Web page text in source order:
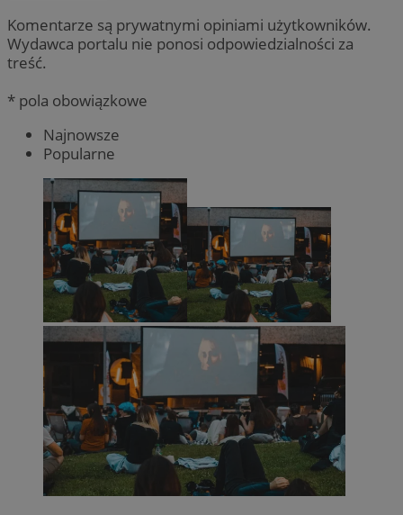
Komentarze są prywatnymi opiniami użytkowników.
Wydawca portalu nie ponosi odpowiedzialności za
treść.
* pola obowiązkowe
Najnowsze
Popularne